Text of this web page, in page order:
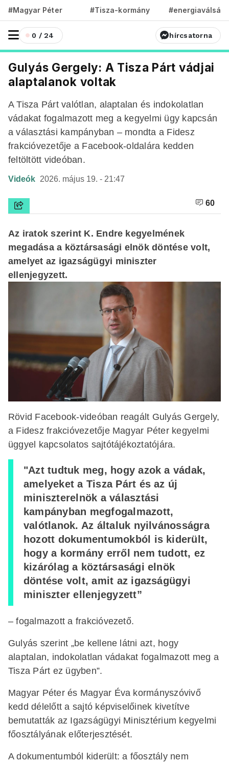
#Magyar Péter #Tisza-kormány #energiaválság
0 / 24 hírcsatorna
Gulyás Gergely: A Tisza Párt vádjai
alaptalanok voltak
A Tisza Párt valótlan, alaptalan és indokolatlan
vádakat fogalmazott meg a kegyelmi ügy kapcsán
a választási kampányban – mondta a Fidesz
frakcióvezetője a Facebook-oldalára kedden
feltöltött videóban.
Videók 2026. május 19. - 21:47
60
Az iratok szerint K. Endre kegyelmének
megadása a köztársasági elnök döntése volt,
amelyet az igazságügyi miniszter
ellenjegyzett.
Rövid Facebook-videóban reagált Gulyás Gergely,
a Fidesz frakcióvezetője Magyar Péter kegyelmi
üggyel kapcsolatos sajtótájékoztatójára.
"Azt tudtuk meg, hogy azok a vádak,
amelyeket a Tisza Párt és az új
miniszterelnök a választási
kampányban megfogalmazott,
valótlanok. Az általuk nyilvánosságra
hozott dokumentumokból is kiderült,
hogy a kormány erről nem tudott, ez
kizárólag a köztársasági elnök
döntése volt, amit az igazságügyi
miniszter ellenjegyzett”
– fogalmazott a frakcióvezető.
Gulyás szerint „be kellene látni azt, hogy
alaptalan, indokolatlan vádakat fogalmazott meg a
Tisza Párt ez ügyben”.
Magyar Péter és Magyar Éva kormányszóvivő
kedd délelőtt a sajtó képviselőinek kivetítve
bemutatták az Igazságügyi Minisztérium kegyelmi
főosztályának előterjesztését.
A dokumentumból kiderült: a főosztály nem